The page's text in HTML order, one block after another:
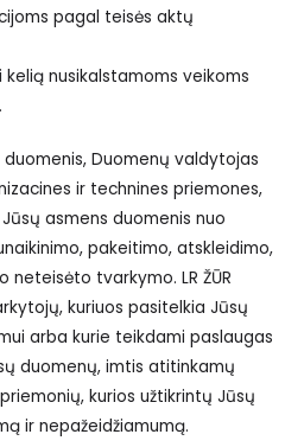
pagal teisės aktų
nusikalstamoms veikoms
Duomenų valdytojas
ir technines priemones,
asmens duomenis nuo
pakeitimo, atskleidimo,
tvarkymo. LR ŽŪR
kuriuos pasitelkia Jūsų
arba kurie teikdami paslaugas
duomenų, imtis atitinkamų
kurios užtikrintų Jūsų
ir nepažeidžiamumą.